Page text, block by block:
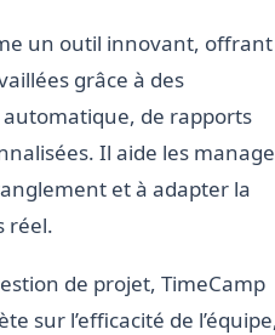
un outil innovant,
grâce à des
de rapports
Il aide les
et à adapter la
réel.
de projet, TimeCamp
sur l’efficacité de